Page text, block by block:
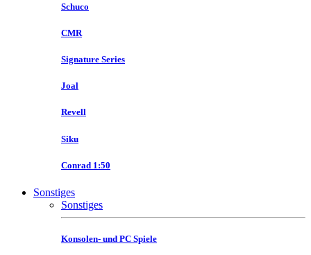
Schuco
CMR
Signature Series
Joal
Revell
Siku
Conrad 1:50
Sonstiges
Sonstiges
Konsolen- und PC Spiele